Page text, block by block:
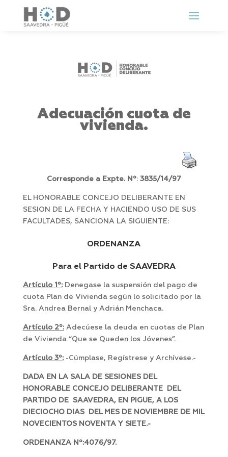
Adecuación cuota de
vivienda.
Corresponde a Expte. Nº: 3835/14/97
EL HONORABLE CONCEJO DELIBERANTE EN
SESION DE LA FECHA Y HACIENDO USO DE SUS
FACULTADES, SANCIONA LA SIGUIENTE:
ORDENANZA
Para el Partido de SAAVEDRA
Artículo 1º:Denegase la suspensión del pago de
cuota Plan de Vivienda según lo solicitado por la
Sra. Andrea Bernal y Adrián Menchaca.
Artículo 2º:Adecúese la deuda en cuotas de Plan
de Vivienda “Que se Queden los Jóvenes”.
Artículo 3º:-Cúmplase, Regístrese y Archívese.-
DADA EN LA SALA DE SESIONES DEL
HONORABLE CONCEJO DELIBERANTE DEL
PARTIDO DE SAAVEDRA, EN PIGUE, A LOS
DIECIOCHO DIAS DEL MES DE NOVIEMBRE DE MIL
NOVECIENTOS NOVENTA Y SIETE.-
ORDENANZA Nº:4076/97.